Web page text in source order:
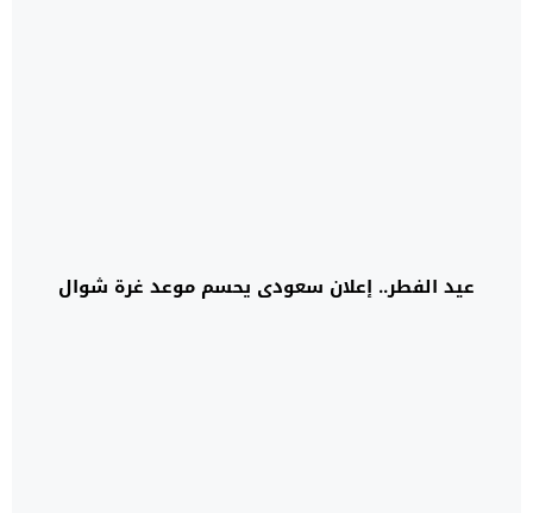
عيد الفطر.. إعلان سعودي يحسم موعد غرة شوال